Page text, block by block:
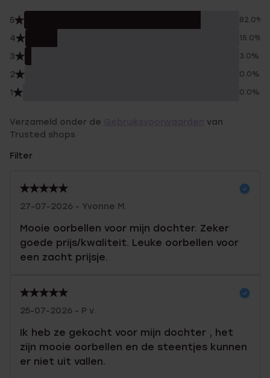
5 82.0%
4 15.0%
3 3.0%
2 0.0%
1 0.0%
Verzameld onder de
van
Trusted shops
Filter
27-07-2026 - Yvonne M.
Mooie oorbellen voor mijn dochter. Zeker
goede prijs/kwaliteit. Leuke oorbellen voor
een zacht prijsje.
25-07-2026 - P v.
Ik heb ze gekocht voor mijn dochter , het
zijn mooie oorbellen en de steentjes kunnen
er niet uit vallen.